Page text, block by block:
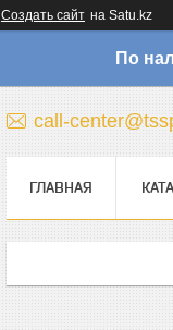
Создать сайт на Satu.kz
По
call-
ГЛАВНАЯ